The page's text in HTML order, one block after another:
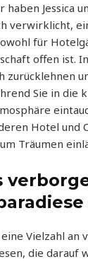
Jessica
verwirklicht,
für
offen ist.
zurücklehnen
Sie in die
Hotel und
Träumen
Vielzahl an
die darauf